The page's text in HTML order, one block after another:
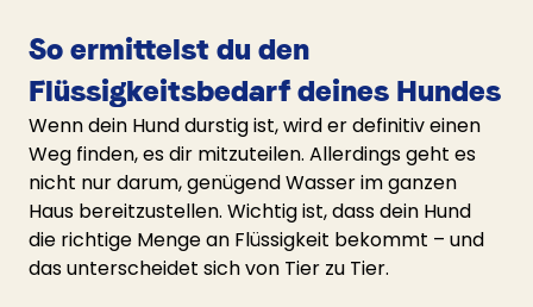
So ermittelst du den
Flüssigkeitsbedarf deines Hundes
Wenn dein Hund durstig ist, wird er definitiv einen
Weg finden, es dir mitzuteilen. Allerdings geht es
nicht nur darum, genügend Wasser im ganzen
Haus bereitzustellen. Wichtig ist, dass dein Hund
die richtige Menge an Flüssigkeit bekommt – und
das unterscheidet sich von Tier zu Tier.